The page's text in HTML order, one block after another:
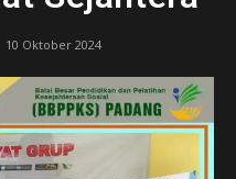
10 Oktober 2024